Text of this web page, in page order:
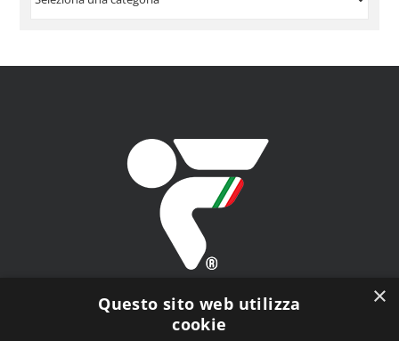
×
Questo sito web utilizza
cookie